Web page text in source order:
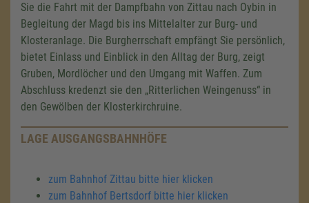
Sie die Fahrt mit der Dampfbahn von Zittau nach Oybin in
Begleitung der Magd bis ins Mittelalter zur Burg- und
Klosteranlage. Die Burgherrschaft empfängt Sie persönlich,
bietet Einlass und Einblick in den Alltag der Burg, zeigt
Gruben, Mordlöcher und den Umgang mit Waffen. Zum
Abschluss kredenzt sie den „Ritterlichen Weingenuss“ in
den Gewölben der Klosterkirchruine.
LAGE AUSGANGSBAHNHÖFE
zum Bahnhof Zittau bitte hier klicken
zum Bahnhof Bertsdorf bitte hier klicken